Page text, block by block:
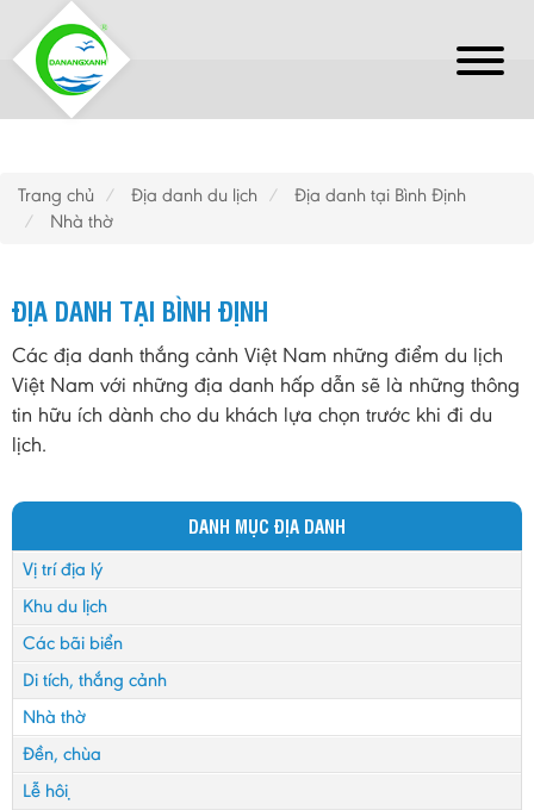
Trang chủ Địa danh du lịch
Địa danh tại Bình Định
Nhà thờ
ĐỊA DANH TẠI BÌNH ĐỊNH
Các địa danh thắng cảnh Việt Nam những điểm du lịch
Việt Nam với những địa danh hấp dẫn sẽ là những thông
tin hữu ích dành cho du khách lựa chọn trước khi đi du
lịch.
DANH MỤC ĐỊA DANH
Vị trí địa lý
Khu du lịch
Các bãi biển
Di tích, thắng cảnh
Nhà thờ
Đền, chùa
Lễ hội